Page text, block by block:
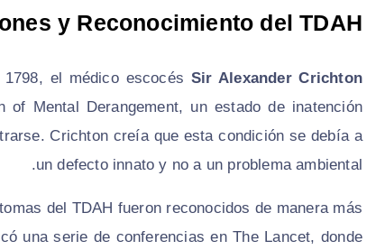
y Reconocimiento del TDAH
el médico escocés Sir Alexander Crichton
of Mental Derangement, un estado de inatención
Crichton creía que esta condición se debía a
un defecto innato y no a un problema ambiental.
del TDAH fueron reconocidos de manera más
una serie de conferencias enThe Lancet, donde